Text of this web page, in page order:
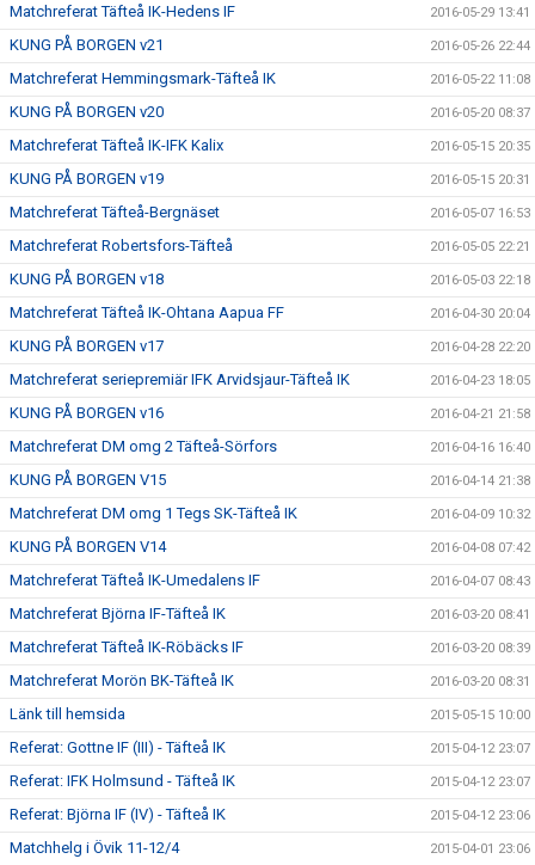
Matchreferat Täfteå IK-Hedens IF 2016-05-29 13:41
KUNG PÅ BORGEN v21 2016-05-26 22:44
Matchreferat Hemmingsmark-Täfteå IK 2016-05-22 11:08
KUNG PÅ BORGEN v20 2016-05-20 08:37
Matchreferat Täfteå IK-IFK Kalix 2016-05-15 20:35
KUNG PÅ BORGEN v19 2016-05-15 20:31
Matchreferat Täfteå-Bergnäset 2016-05-07 16:53
Matchreferat Robertsfors-Täfteå 2016-05-05 22:21
KUNG PÅ BORGEN v18 2016-05-03 22:18
Matchreferat Täfteå IK-Ohtana Aapua FF 2016-04-30 20:04
KUNG PÅ BORGEN v17 2016-04-28 22:20
Matchreferat seriepremiär IFK Arvidsjaur-Täfteå IK 2016-04-23 18:05
KUNG PÅ BORGEN v16 2016-04-21 21:58
Matchreferat DM omg 2 Täfteå-Sörfors 2016-04-16 16:40
KUNG PÅ BORGEN V15 2016-04-14 21:38
Matchreferat DM omg 1 Tegs SK-Täfteå IK 2016-04-09 10:32
KUNG PÅ BORGEN V14 2016-04-08 07:42
Matchreferat Täfteå IK-Umedalens IF 2016-04-07 08:43
Matchreferat Björna IF-Täfteå IK 2016-03-20 08:41
Matchreferat Täfteå IK-Röbäcks IF 2016-03-20 08:39
Matchreferat Morön BK-Täfteå IK 2016-03-20 08:31
Länk till hemsida 2015-05-15 10:00
Referat: Gottne IF (III) - Täfteå IK 2015-04-12 23:07
Referat: IFK Holmsund - Täfteå IK 2015-04-12 23:07
Referat: Björna IF (IV) - Täfteå IK 2015-04-12 23:06
Matchhelg i Övik 11-12/4 2015-04-01 23:06